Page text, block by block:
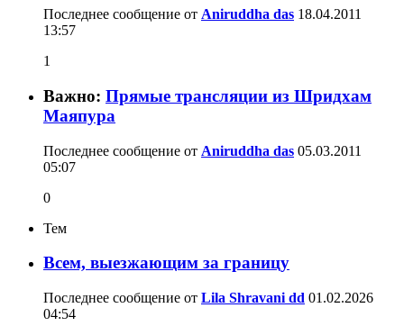
Последнее сообщение от Aniruddha das 18.04.2011
13:57
1
Важно: Прямые трансляции из Шридхам
Маяпура
Последнее сообщение от Aniruddha das 05.03.2011
05:07
0
Тем
Всем, выезжающим за границу
Последнее сообщение от Lila Shravani dd 01.02.2026
04:54